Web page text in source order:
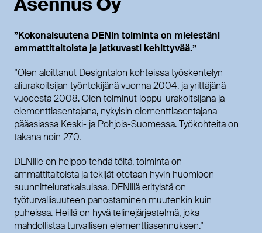
”Kokonaisuutena DENin toiminta on mielestäni
ammattitaitoista ja jatkuvasti kehittyvää.”
”Olen aloittanut Designtalon kohteissa työskentelyn
aliurakoitsijan työntekijänä vuonna 2004, ja yrittäjänä
vuodesta 2008. Olen toiminut loppu-urakoitsijana ja
elementtiasentajana, nykyisin elementtiasentajana
pääasiassa Keski- ja Pohjois-Suomessa. Työkohteita on
takana noin 270.
DENille on helppo tehdä töitä, toiminta on
ammattitaitoista ja tekijät otetaan hyvin huomioon
suunnitteluratkaisuissa. DENillä erityistä on
työturvallisuuteen panostaminen muutenkin kuin
puheissa. Heillä on hyvä telinejärjestelmä, joka
mahdollistaa turvallisen elementtiasennuksen.”